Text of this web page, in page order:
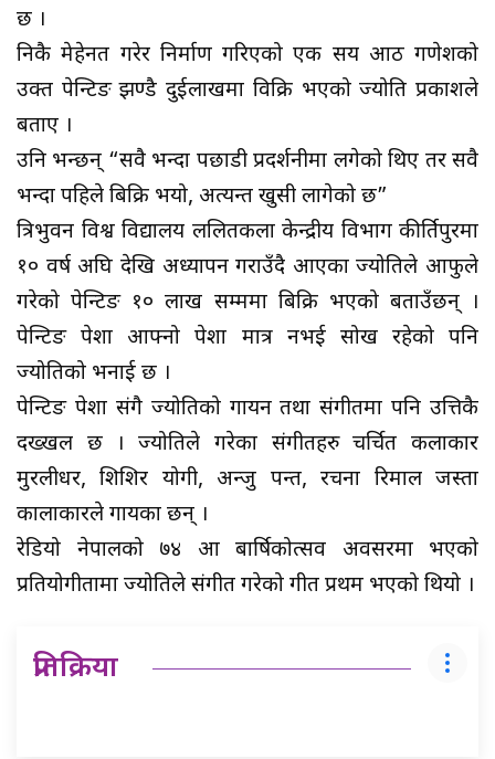
छ ।
निकै मेहेनत गरेर निर्माण गरिएको एक सय आठ गणेशको
उक्त पेन्टिङ झण्डै दुईलाखमा विक्रि भएको ज्योति प्रकाशले
बताए ।
उनि भन्छन् “सवै भन्दा पछाडी प्रदर्शनीमा लगेको थिए तर सवै
भन्दा पहिले बिक्रि भयो, अत्यन्त खुसी लागेको छ”
त्रिभुवन विश्व विद्यालय ललितकला केन्द्रीय विभाग कीर्तिपुरमा
१० वर्ष अघि देखि अध्यापन गराउँदै आएका ज्योतिले आफुले
गरेको पेन्टिङ १० लाख सम्ममा बिक्रि भएको बताउँछन् ।
पेन्टिङ पेशा आफ्नो पेशा मात्र नभई सोख रहेको पनि
ज्योतिको भनाई छ ।
पेन्टिङ पेशा संगै ज्योतिको गायन तथा संगीतमा पनि उत्तिकै
दख्खल छ । ज्योतिले गरेका संगीतहरु चर्चित कलाकार
मुरलीधर, शिशिर योगी, अन्जु पन्त, रचना रिमाल जस्ता
कालाकारले गायका छन् ।
रेडियो नेपालको ७४ औं बार्षिकोत्सव अवसरमा भएको
प्रतियोगीतामा ज्योतिले संगीत गरेको गीत प्रथम भएको थियो ।
प्रतिक्रिया